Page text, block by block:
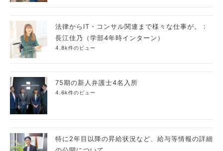
法律からIT・コンサル関連まで様々な仕事が。：
長江佳乃（学部4年時インターン）
4.8k件のビュー
75期の新人弁護士4名入所
4.6k件のビュー
特に2年目以降の昇給状況など、給与等情報の詳細